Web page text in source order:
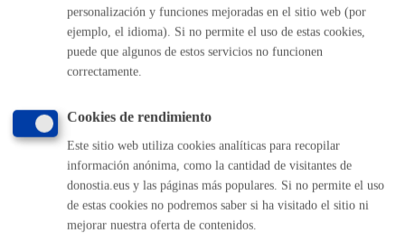
Responsable de la tramitación
Entidad:Escuela de Música y Danza
Trámites relacionados
Escuela Música y Danza - Solicitud de actuaciones de
la Banda de Txistularis
personalización y funciones mejoradas en el sitio web (por
ejemplo, el idioma). Si no permite el uso de estas cookies,
puede que algunos de estos servicios no funcionen
correctamente.
Cookies de rendimiento
Este sitio web utiliza cookies analíticas para recopilar
información anónima, como la cantidad de visitantes de
donostia.eus y las páginas más populares. Si no permite el uso
de estas cookies no podremos saber si ha visitado el sitio ni
mejorar nuestra oferta de contenidos.